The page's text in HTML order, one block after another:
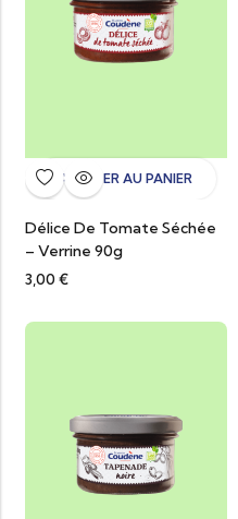
AJOUTER AU PANIER
Délice De Tomate Séchée
– Verrine 90g
3,00 €